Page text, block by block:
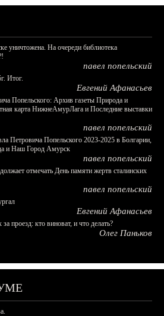
уничтожена. На очереди библиотека
павел попельский
Итог.
Евгений Афанасьев
Попельского: Архив газеты Природа и
карта НижнеАмурЛага и Последние выставки
павел попельский
Петровича Попельского 2023-2025 в Болгарии,
и Наш Город Амурск
павел попельский
отмечать День памяти жертв сталинских
павел попельский
Евгений Афанасьев
проезд: кто виноват, и что делать?
Олег Паньков